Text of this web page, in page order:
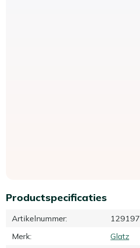
Productspecificaties
Artikelnummer:
129197
Merk:
Glatz